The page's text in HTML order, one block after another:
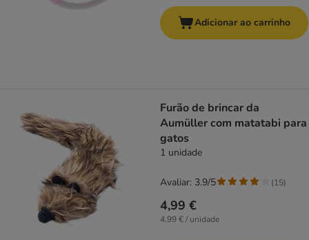
Adicionar ao carrinho
Furão de brincar da
Aumüller com matatabi para
gatos
1 unidade
4,99 €
4,99 € / unidade
Avaliar: 3.9/5 (15)